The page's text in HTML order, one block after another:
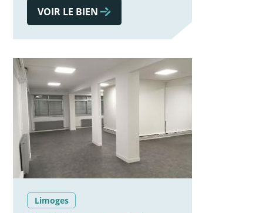
VOIR LE BIEN
Limoges